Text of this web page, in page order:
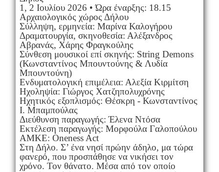
1, 2 Ιουλίου 2026 • Ώρα έναρξης: 18.15
Αρχαιολογικός χώρος Δήλου
Σύλληψη, ερμηνεία: Μαρίνα Καλογήρου
Δραματουργία, σκηνοθεσία: Αλέξανδρος
Αβρανάς, Χάρης Φραγκούλης
Σύνθεση μουσικοί επί σκηνής: String Demons
(Κωνσταντίνος Μπουντούνης & Λυδία
Μπουντούνη)
Ενδυματολογική επιμέλεια: Αλεξία Κιρμίτση
Ηχοληψία: Γιώργος Χατζηπολυχρόνης
Ηχητικός εξοπλισμός: Θέσκρη - Κωνσταντίνος
Ι. Μπαμπούλας
Διεύθυνση παραγωγής: Έλενα Ντόσα
Εκτέλεση παραγωγής: Μορφούλα Γαλοπούλου
ΑΜΚΕ: Oneness Act
Στη Δήλο. Σ’ ένα νησί πρώην άδηλο, μα τώρα
φανερό, που προσπάθησε να νικήσει τον
χρόνο. Τον θάνατο. Μέσα από τον οποίο